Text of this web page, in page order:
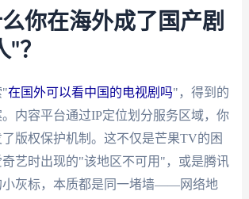
你在海外成了国产剧
？
"在国外可以看中国的电视剧吗"，得到的
内容平台通过IP定位划分服务区域，你
版权保护机制。这不仅是芒果TV的困
艺时出现的"该地区不可用"，或是腾讯
小灰标，本质都是同一堵墙——网络地